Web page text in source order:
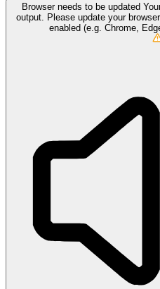
Browser needs to be updated
output. Please update your
enabled (e.g. Chrome,